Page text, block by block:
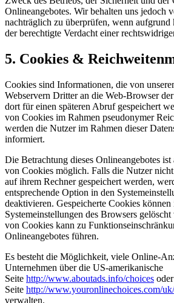
Onlineangebotes. Wir behalten uns jedoch
nachträglich zu überprüfen, wenn
der berechtigte Verdacht einer
5. Cookies &
Cookies sind Informationen, die von
Webservern Dritter an die Web-Browser
dort für einen späteren Abruf gespeichert
von Cookies im Rahmen pseudonymer
werden die Nutzer im Rahmen dieser
informiert.
Die Betrachtung dieses Onlineangebotes ist
von Cookies möglich. Falls die Nutzer
auf ihrem Rechner gespeichert werden,
entsprechende Option in den
deaktivieren. Gespeicherte Cookies können
Systemeinstellungen des Browsers
von Cookies kann zu
Onlineangebotes führen.
Es besteht die Möglichkeit, viele Online-
Unternehmen über die US-amerikanische
Seite http://www.aboutads.info/choices
Seite http://www.youronlinechoices.com/
verwalten.